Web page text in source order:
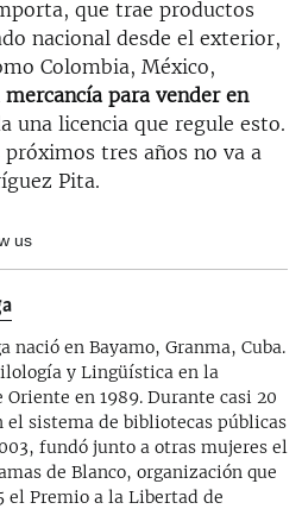
que trae productos
nacional desde el exterior,
Colombia, México,
mercancía para vender en
una licencia que regule esto.
tres años no va a
Pita.
us
nació en Bayamo, Granma, Cuba.
y Lingüística en la
en 1989. Durante casi 20
el sistema de bibliotecas públicas
fundó junto a otras mujeres el
de Blanco, organización que
el Premio a la Libertad de